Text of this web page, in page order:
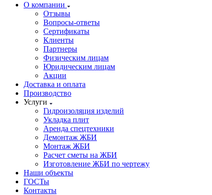
О компании
Отзывы
Вопросы-ответы
Сертификаты
Клиенты
Партнеры
Физическим лицам
Юридическим лицам
Акции
Доставка и оплата
Производство
Услуги
Гидроизоляция изделий
Укладка плит
Аренда спецтехники
Демонтаж ЖБИ
Монтаж ЖБИ
Расчет сметы на ЖБИ
Изготовление ЖБИ по чертежу
Наши объекты
ГОСТы
Контакты